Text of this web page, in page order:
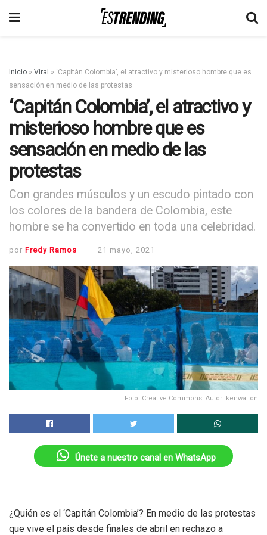
Inicio » Viral » ‘Capitán Colombia’, el atractivo y misterioso hombre que es
sensación en medio de las protestas
‘Capitán Colombia’, el atractivo y
misterioso hombre que es
sensación en medio de las
protestas
Con grandes músculos y un escudo pintado con
los colores de la bandera de Colombia, este
hombre se ha convertido en toda una celebridad.
por Fredy Ramos 21 mayo, 2021
Foto: Creative Commons. Autor: kenwalton
Únete a nuestro canal en WhatsApp
¿Quién es el ‘Capitán Colombia’? En medio de las protestas
que vive el país desde finales de abril en rechazo a